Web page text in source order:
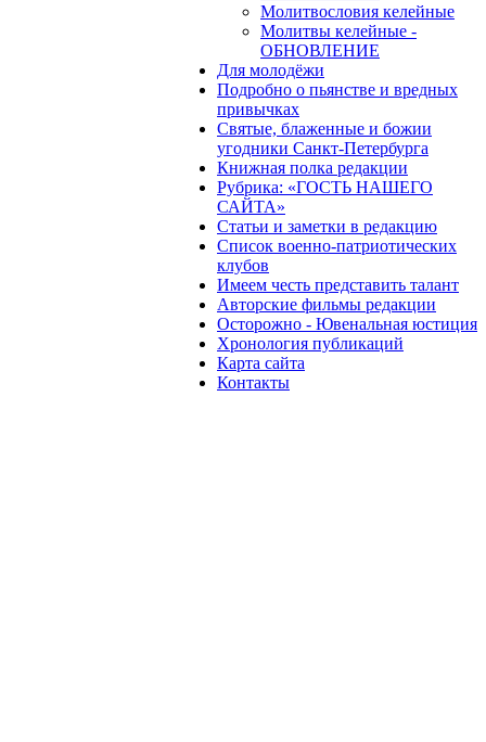
Молитвословия келейные
Молитвы келейные -
ОБНОВЛЕНИЕ
Для молодёжи
Подробно о пьянстве и вредных
привычках
Святые, блаженные и божии
угодники Санкт-Петербурга
Книжная полка редакции
Рубрика: «ГОСТЬ НАШЕГО
САЙТА»
Статьи и заметки в редакцию
Список военно-патриотических
клубов
Имеем честь представить талант
Авторские фильмы редакции
Осторожно - Ювенальная юстиция
Хронология публикаций
Карта сайта
Контакты